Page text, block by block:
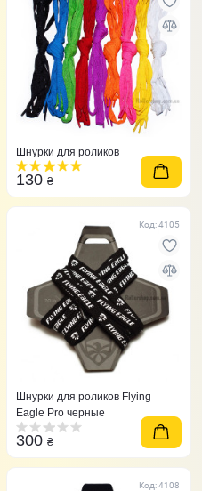
Шнурки для роликов
130 ₴
Код: 4105
Шнурки для роликов Flying
Eagle Pro черные
300 ₴
Код: 4108